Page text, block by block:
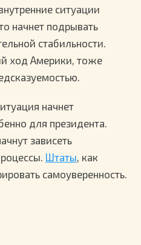
ситуации
начнет подрывать
стабильности.
ход Америки, тоже
начнет
для президента.
зависеть
Штаты, как
самоуверенность.